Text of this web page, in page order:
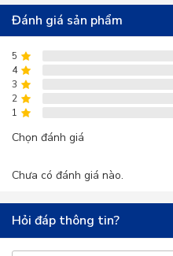
bệnh nhiễm trùng. Hơn
khỏe tổng thể.
2.3. Hỗ Trợ Tim Mạch
Hành tây đỏ Đà Lạt có
mức cholesterol xấu
Đánh giá sản phẩm
5
4
3
2
1
Chọn đánh giá
Chưa có đánh giá nào.
Hỏi đáp thông tin?